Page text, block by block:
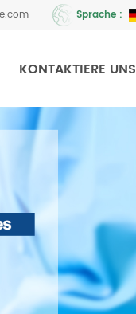
Sprache :
KONTAKTIERE UNS